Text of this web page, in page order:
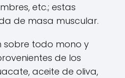
etc.; estas
de masa muscular.
sobre todo mono y
de los
aceite de oliva,